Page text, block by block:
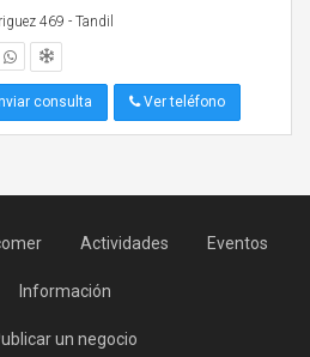
469 - Tandil
consulta Ver teléfono
Actividades Eventos
Información
un negocio